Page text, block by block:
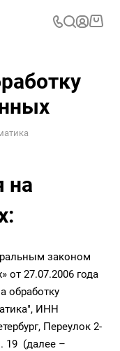
на
законом
27.07.2006 года
обработку
ИНН
Переулок 2-
19 (далее –